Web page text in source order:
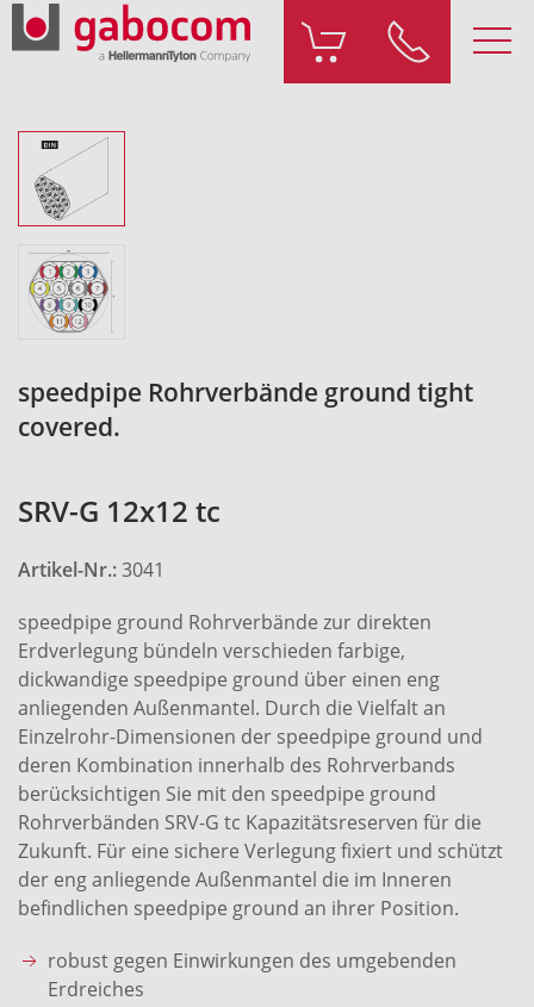
speedpipe Rohrverbände ground tight
covered.
SRV-G 12x12 tc
Artikel-Nr.:3041
speedpipe ground Rohrverbände zur direkten
Erdverlegung bündeln verschieden farbige,
dickwandige speedpipe ground über einen eng
anliegenden Außenmantel. Durch die Vielfalt an
Einzelrohr-Dimensionen der speedpipe ground und
deren Kombination innerhalb des Rohrverbands
berücksichtigen Sie mit den speedpipe ground
Rohrverbänden SRV-G tc Kapazitätsreserven für die
Zukunft. Für eine sichere Verlegung fixiert und schützt
der eng anliegende Außenmantel die im Inneren
befindlichen speedpipe ground an ihrer Position.
robust gegen Einwirkungen des umgebenden
Erdreiches